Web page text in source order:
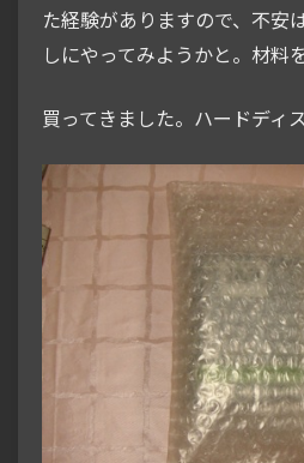
た経験がありますので、不安
しにやってみようかと。材料
買ってきました。ハードディ